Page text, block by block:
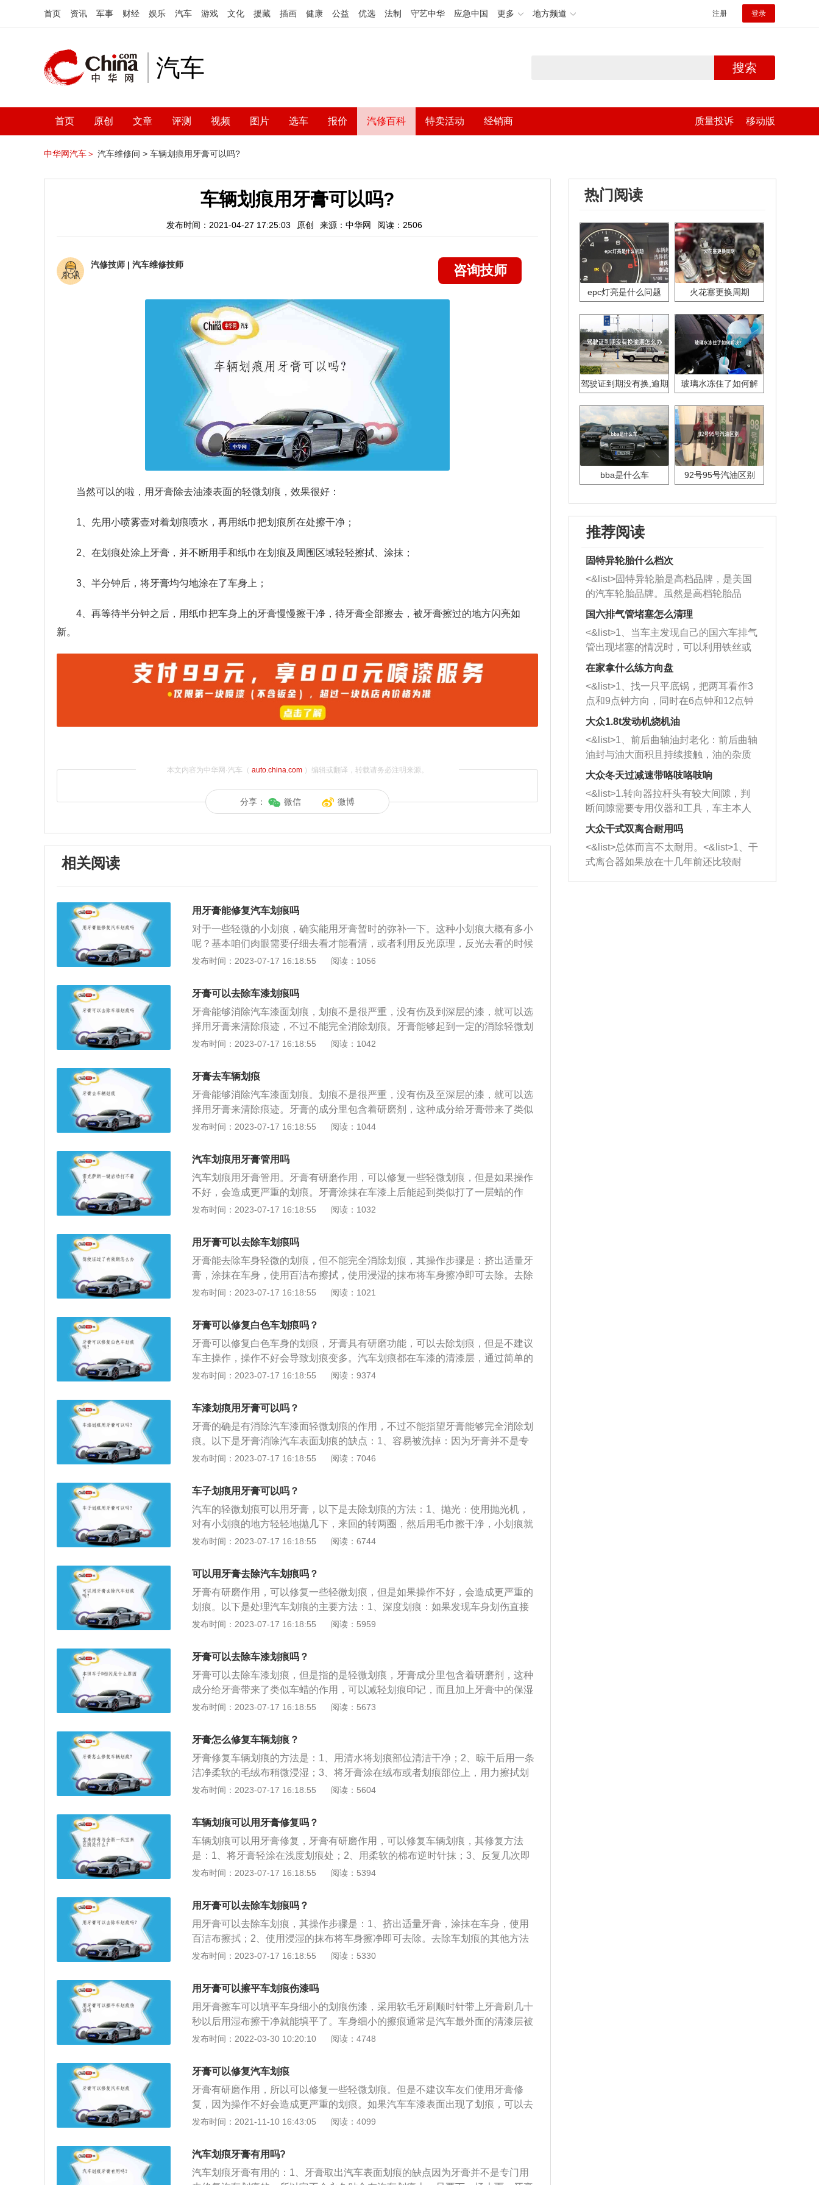
首页 资讯 军事 财经 娱乐 汽车 游戏 文化 援藏 插画 健康 公益 优选 法制 守艺中华 应急中国 更多 地方频道 注册 登录
汽车 搜索
首页 原创 文章 评测 视频 图片 选车 报价 汽修百科 特卖活动 经销商 质量投诉 移动版
中华网汽车＞ 汽车维修间 > 车辆划痕用牙膏可以吗?
车辆划痕用牙膏可以吗?
发布时间：2021-04-27 17:25:03 原创 来源：中华网 阅读：2506
汽修技师 | 汽车维修技师 咨询技师
当然可以的啦，用牙膏除去油漆表面的轻微划痕，效果很好：
1、先用小喷雾壶对着划痕喷水，再用纸巾把划痕所在处擦干净；
2、在划痕处涂上牙膏，并不断用手和纸巾在划痕及周围区域轻轻擦拭、涂抹；
3、半分钟后，将牙膏均匀地涂在了车身上；
4、再等待半分钟之后，用纸巾把车身上的牙膏慢慢擦干净，待牙膏全部擦去，被牙膏擦过的地方闪亮如
新。
本文内容为中华网·汽车（ auto.china.com）编辑或翻译，转载请务必注明来源。
分享： 微信 微博
相关阅读
用牙膏能修复汽车划痕吗
对于一些轻微的小划痕，确实能用牙膏暂时的弥补一下。这种小划痕大概有多小
呢？基本咱们肉眼需要仔细去看才能看清，或者利用反光原理，反光去看的时候
才能看清的小划痕，用牙膏涂抹上去，再用软毛牙刷，顺时针这么刷上几十秒，
的清漆层被划伤，利用牙膏里的研磨剂成分可以填平，再加上牙膏中的保湿剂，
可以让牙膏膏体具有光泽，跟车漆面的颜色融为一体。所以无论什么颜色的车
漆，利用牙膏来处理这种只破坏了清漆层的很微小的划痕，都是可以的。不过，
再深度一些的划痕，比如，清漆层被刮掉，露出了里面的白色底漆，哪怕划痕比
较短，用牙膏来处理的话，效果就不是太好了。因为划痕比较深，需要更多的牙
果，虽然白色底漆看不到了，划痕地方也恢复到了车漆的颜色，但是用牙膏处理
的划痕处的光泽度要差很多。而且，这种深度的划痕被牙膏处理后，大概只能保
持一周的时间，这其实就是牙膏中保湿剂，像什么甘油啊、聚乙二醇等等这些成
题，就是这种处理过的地方，一旦遇到下雨天，牙膏成分就会被雨水稀释冲走。
划痕的时候，牙膏的效果就没有那么明显了。那为什么牙膏可以处理轻微划痕，
而处理不了更深的划痕呢？主要就是因为牙膏中也含有研磨剂，跟我们买到的专
业的划痕蜡和补漆笔一样，都有研磨剂的效果，但是牙膏中的研磨剂并不是专业
的车漆研磨剂，所以，它的补漆效果是非常有限的。所以，大多数情况下的车漆
锈，临时保护车漆效果是没问题的，过后，还得需要专业的处理一下。以下是处
理汽车划痕的主要方法：1、深度划痕：如果发现车身划伤直接露出了车身金属
板，或者划伤的面积超过一个指甲盖，则伤口已经深及底漆以下，立即将车开往
4S店或带烤房设备的汽车美容店，如果不及时对受伤的车漆进行修补，带腐蚀性
的物质会慢慢氧化导至伤口表面生锈恶化，造成更大损失。2、中度划痕：如果
补，保护车漆不受更深的腐蚀与伤害。3、轻度划痕：如果车漆只有略略的凹
下，只伤害了车漆表面的透明层，可以使用细研磨蜡，即可将轻度划痕修复。
发布时间：2023-07-17 16:18:55 阅读：1056
牙膏可以去除车漆划痕吗
牙膏能够消除汽车漆面划痕，划痕不是很严重，没有伤及到深层的漆，就可以选
择用牙膏来清除痕迹，不过不能完全消除划痕。牙膏能够起到一定的消除轻微划
痕的作用，牙膏成分里包含着研磨剂，这种成分给牙膏带来了类似车蜡的作用，
锈，特别是白色车漆汽车，效果最为明显。汽车上的一点划痕可以用牙膏处理如
下：1、先用清水清洗划痕；2、晾干后，取干净柔软的绒布，稍微浸湿；3、然
后在法兰绒或者抓挠部位涂上牙膏，用力擦拭抓挠部位。注意事项如下：1、擦
车用的绒布要保持清洁，不能沾有杂物或小颗粒。2、如果遇到很深的划痕，说
明划痕面积大，底漆损坏。建议去专业美容店修复。
发布时间：2023-07-17 16:18:55 阅读：1042
牙膏去车辆划痕
牙膏能够消除汽车漆面划痕。划痕不是很严重，没有伤及至深层的漆，就可以选
择用牙膏来清除痕迹。牙膏的成分里包含着研磨剂，这种成分给牙膏带来了类似
车蜡的作用。除此之外，牙膏还可以简单地起到隔绝作用，短期内防止生锈，特
过也不是长久之计。如果遇上大雨，那么牙膏也会被冲刷掉。还有一点是，去车
身漆面划痕更适用于浅色车漆的车，如果是深色车漆用了这种方法，可能会使得
涂抹区域车漆泛白，起到适得其反的效果，所以深色车漆汽车还是慎用。修复汽
车划痕方法：1、准备好牙膏、研磨修复剂、软布或者海绵、纳米漆面修复布尝
试一下效果；2、使用软布或者海绵粘上牙膏，在划痕处进行摩擦，注意不要用
布或者海绵上，适当用力打磨伤痕部位，直到划痕消失；4、也可以使用纳米漆
面修复布，方法也是进行摩擦，但只针对那些黑白灰颜色的车会有较好的效果，
否则会出现一些轻微哑光的效果。
发布时间：2023-07-17 16:18:55 阅读：1044
汽车划痕用牙膏管用吗
汽车划痕用牙膏管用。牙膏有研磨作用，可以修复一些轻微划痕，但是如果操作
不好，会造成更严重的划痕。牙膏涂抹在车漆上后能起到类似打了一层蜡的作
用，且能起到防锈的作用，但是这种作用只是暂时的，遇到下雨天就会把它冲刷
车的车漆，但是补漆笔拥有速干的特性能对划痕起到一定的掩盖作用，不过和原
车漆还是会有一定的色差，长时间也会脱落。处理汽车划痕的主要方法：1、深
度划痕：如果发现车身划伤直接露出了车身金属板，或者划伤的面积超过一个指
甲盖，则伤口已经深及底漆以下，立即将车开往4S店或带烤房设备的汽车美容
店，如果不及时对受伤的车漆进行修补，带腐蚀性的物质会慢慢氧化导致伤口表
层，可以购一支同色号的补漆笔，随时对伤害进行修补，保护车漆不受更深的腐
蚀与伤害；3、轻度划痕：如果车漆只有略略的凹下，只伤害了车漆表面的透明
层，可以使用细研磨蜡，即可将轻度划痕修复。
发布时间：2023-07-17 16:18:55 阅读：1032
用牙膏可以去除车划痕吗
牙膏能去除车身轻微的划痕，但不能完全消除划痕，其操作步骤是：挤出适量牙
膏，涂抹在车身，使用百洁布擦拭，使用浸湿的抹布将车身擦净即可去除。去除
车划痕的其他方法有：1、使用橡皮擦拭车身印迹；2、使用相同颜色指甲油填补
磨。避免车产生划痕的方法是：1、停车靠边停，避开中间位置；2、确认车前车
后的导流板高度；3、露天停车远离窗下或阳台。
发布时间：2023-07-17 16:18:55 阅读：1021
牙膏可以修复白色车划痕吗？
牙膏可以修复白色车身的划痕，牙膏具有研磨功能，可以去除划痕，但是不建议
车主操作，操作不好会导致划痕变多。汽车划痕都在车漆的清漆层，通过简单的
抛光就可以去除。车漆分为四层，从内到外分别是电泳层、中涂层、色漆层、清
层，作用是防锈。形成电泳层后，机器人会喷涂中涂层，这层车漆也是防锈并且
可以提高与下一层漆面的结合能力。第三层车漆是色漆层，这层车漆就是平时可
以看到的各种车身颜色，作用是美观。第四层车漆是清漆层，这层车漆可以保护
色漆层，可以提升车漆光泽度。
发布时间：2023-07-17 16:18:55 阅读：9374
车漆划痕用牙膏可以吗？
牙膏的确是有消除汽车漆面轻微划痕的作用，不过不能指望牙膏能够完全消除划
痕。以下是牙膏消除汽车表面划痕的缺点：1、容易被洗掉：因为牙膏并不是专
门用来修复汽车划痕，所以不会永久贴合在汽车划痕上，只要下一场大雨，牙膏
车漆的车，如果是深色车漆用这种方法，可能会使得涂抹区域车漆泛白，起到适
得其反的效果，所以深色车漆汽车还是慎用。3、不能用有颗粒的牙膏：千万不
要使用有颗粒的牙膏，尤其是那种带有研磨颗粒的牙膏，那样在擦拭过程中会对
车漆造成损伤，变得更花。
发布时间：2023-07-17 16:18:55 阅读：7046
车子划痕用牙膏可以吗？
汽车的轻微划痕可以用牙膏，以下是去除划痕的方法：1、抛光：使用抛光机，
对有小划痕的地方轻轻地抛几下，来回的转两圈，然后用毛巾擦干净，小划痕就
可以立刻除掉。2、用车身蜡：在小划痕的地方涂上车身蜡，然后将毛巾用温水
会提高漆面的亮度。3、牙膏：将牙膏抹在小划痕处，用温和的湿毛巾将其反复
的擦几遍，这样小划痕也会去除。4、点漆：对于一些小的划痕，如果处理后，
还是可以看到痕迹，可以买和车辆颜色一样的漆，然后在划痕的地方轻轻地点上
一些，将划痕覆盖。
发布时间：2023-07-17 16:18:55 阅读：6744
可以用牙膏去除汽车划痕吗？
牙膏有研磨作用，可以修复一些轻微划痕，但是如果操作不好，会造成更严重的
划痕。以下是处理汽车划痕的主要方法：1、深度划痕：如果发现车身划伤直接
露出了车身金属板，或者划伤的面积超过一个指甲盖，则伤口已经深及底漆以
行修补，带腐蚀性的物质会慢慢氧化导至伤口表面生锈恶化，造成更大损失。
2、中度划痕：如果明显观察到或者摸到色彩漆层，可以购一支同色号的补漆
笔，随时对伤害进行修补，保护车漆不受更深的腐蚀与伤害。3、轻度划痕：如
果车漆只有略略的凹下，只伤害了车漆表面的透明层，可以使用细研磨蜡，即可
将轻度划痕修复。
发布时间：2023-07-17 16:18:55 阅读：5959
牙膏可以去除车漆划痕吗？
牙膏可以去除车漆划痕，但是指的是轻微划痕，牙膏成分里包含着研磨剂，这种
成分给牙膏带来了类似车蜡的作用，可以减轻划痕印记，而且加上牙膏中的保湿
剂，可以让牙膏膏体具有光泽，跟车漆面的颜色融为一体，除此之外，牙膏还可
一层薄膜，目的是保护汽车漆面的光泽度不会衰减，同时使漆面在物理上得到一
层保护膜，从而达到保护漆面的目的。
发布时间：2023-07-17 16:18:55 阅读：5673
牙膏怎么修复车辆划痕？
牙膏修复车辆划痕的方法是：1、用清水将划痕部位清洁干净；2、晾干后用一条
洁净柔软的毛绒布稍微浸湿；3、将牙膏涂在绒布或者划痕部位上，用力擦拭划
痕部位即可。车辆划痕其余的处理方法是：1、可以打养护蜡去除；2、将车擦净
同色系车漆，将车上有划痕处清洗干净晾干后，用与车漆同色系的指甲油，均匀
的涂抹在划痕上，晾30分钟即可。
发布时间：2023-07-17 16:18:55 阅读：5604
车辆划痕可以用牙膏修复吗？
车辆划痕可以用牙膏修复，牙膏有研磨作用，可以修复车辆划痕，其修复方法
是：1、将牙膏轻涂在浅度划痕处；2、用柔软的棉布逆时针抹；3、反复几次即
可减轻划痕，还能避免空气对车漆伤处的侵蚀。车漆的作用是：1、防锈；2、抗
好、光泽高，具备附着力好、硬度高、抗划伤能力强，更要具备好的耐候性、耐
刮耐磨性、光泽持续性和优良的耐汽油、耐酒精、耐酸、耐碱、耐盐雾等性能。
发布时间：2023-07-17 16:18:55 阅读：5394
用牙膏可以去除车划痕吗？
用牙膏可以去除车划痕，其操作步骤是：1、挤出适量牙膏，涂抹在车身，使用
百洁布擦拭；2、使用浸湿的抹布将车身擦净即可去除。去除车划痕的其他方法
有：1、使用橡皮擦拭车身印迹；2、使用相同颜色指甲油填补车身的漆面；3、
痕的方法是：1、停车靠边停，避开中间位置；2、确认车前车后的导流板高度；
3、露天停车远离窗下或阳台。
发布时间：2023-07-17 16:18:55 阅读：5330
用牙膏可以擦平车划痕伤漆吗
用牙膏擦车可以填平车身细小的划痕伤漆，采用软毛牙刷顺时针带上牙膏刷几十
秒以后用湿布擦干净就能填平了。车身细小的擦痕通常是汽车最外面的清漆层被
划伤，而利用牙膏里面的研磨剂成分就可以填平，再加上牙膏中的保湿成分，可
的车漆有细小划痕，只要是仅仅破坏了清漆层的，都可以通过牙膏来抹平。在擦
拭之前，要注意将划痕的地方沾水清理干净，清楚掉表面的浮尘，然后再利用软
毛牙刷或是毛巾涂抹上牙膏以后在划痕的地方反复擦拭。
发布时间：2022-03-30 10:20:10 阅读：4748
牙膏可以修复汽车划痕
牙膏有研磨作用，所以可以修复一些轻微划痕。但是不建议车友们使用牙膏修
复，因为操作不好会造成更严重的划痕。如果汽车车漆表面出现了划痕，可以去
汽车美容机构抛光一下。汽车的漆面有四层，从内到外分别是电泳层，中涂层，
车身表面会形成电泳层。电泳层的作用是防锈。中涂层是第二层车漆，这层车漆
也起到防锈作用，并且可以提高与下一层漆面的结合能力。第三层是色漆层，这
层车漆就是我们平时可以看到的各种车身颜色，这层车漆的作用是让车身更加美
发布时间：2021-11-10 16:43:05 阅读：4099
汽车划痕牙膏有用吗?
汽车划痕牙膏有用的：1、牙膏取出汽车表面划痕的缺点因为牙膏并不是专门用
热门阅读
epc灯亮是什么问题 火花塞更换周期
驾驶证到期没有换,逾期
玻璃水冻住了如何解
bba是什么车 92号95号汽油区别
推荐阅读
固特异轮胎什么档次
<&list>固特异轮胎是高档品牌，是美国
的汽车轮胎品牌。虽然是高档轮胎品
牌，但是中高低端的轮胎都有生产，这
也是为了更好的开拓市场。
国六排气管堵塞怎么清理
<&list>1、当车主发现自己的国六车排气
管出现堵塞的情况时，可以利用铁丝或
者是细棍，直接将杂物给取出来，如果
堵塞情况比较严重，也可以采取应急措
施。 <&list>2、直接利用木棍将所有的
杂物推到排气管里面的位置处，然后将
三元催化器拆解开，就可以将堵塞的东
西取出来。但如果是因为积碳过多引起
的堵塞，就需要将三元催化器泡在草酸
洗剂对堵塞的情况得到解决，将清洗剂
放在燃油箱中，与燃油混合后，车辆启
动时，就可以和汽油一起进入到燃烧
室，最后形成废气排出，就可以让三元
催化器得到清洗，排气管堵塞的情况就
能够得到解决。
在家拿什么练方向盘
<&list>1、找一只平底锅，把两耳看作3
点和9点钟方向，同时在6点钟和12点钟
方向做一个标记。 <&list>2、双手握住
一圈半的练习，往右同样也要打相同的
圈数。 <&list>3、最后强调要反复练
习，这样就可以形成肌肉记忆，在真实
驾驶车辆时，不需要记忆也能打好方
向。
大众1.8t发动机烧机油
<&list>1、前后曲轴油封老化：前后曲轴
油封与油大面积且持续接触，油的杂质
和发动机内持续温度变化使其密封效果
逐渐减弱，导致渗油或漏油。<&list>2、
活塞间隙过大：积碳会使活塞环与缸体
的间隙扩大，导致机油流入燃烧室中，
造成烧机油。<&list>3、机油粘度。使用
机油粘度过小的话，同样会有烧机油现
象，机油粘度过小具有很好的流动性，
大众冬天过减速带咯吱咯吱响
<&list>1.转向器拉杆头有较大间隙，判
断间隙需要专用仪器和工具，车主本人
无法制作，需要将车辆送到修理厂或4s
店；<&list>2.车辆半轴套管防尘罩破
裂，破裂后会出现漏油现象，使半轴磨
损严重，磨损的半轴容易损坏，产生异
响；<&list>3.稳定器的转向胶套和球头
大众干式双离合耐用吗
<&list>总体而言不太耐用。<&list>1、干
式离合器如果放在十几年前还比较耐